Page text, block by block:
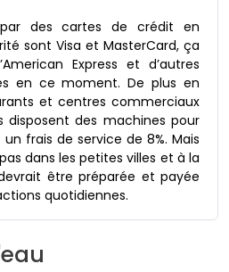
des cartes de crédit en
sont Visa et MasterCard, ça
Express et d’autres
en ce moment. De plus en
et centres commerciaux
disposent des machines pour
frais de service de 8%. Mais
dans les petites villes et à la
être préparée et payée
quotidiennes.